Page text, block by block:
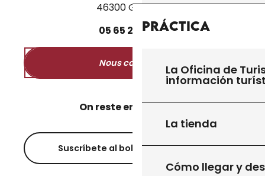
Práctica
La Oficina de
información
La tienda
Cómo llegar y
46300 Gourdon
05 65 27 5250
Nous contacter
On reste en contact ?
Suscríbete al boletín informativo